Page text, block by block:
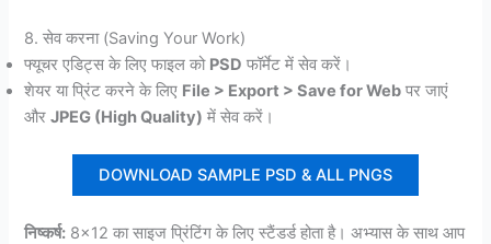
8. सेव करना (Saving Your Work)
फ्यूचर एडिट्स के लिए फाइल को PSD फॉर्मेट में सेव करें।
शेयर या प्रिंट करने के लिए File > Export > Save for Web पर जाएं
औरJPEG (High Quality) में सेव करें।
DOWNLOAD SAMPLE PSD & ALL PNGS
निष्कर्ष: 8×12 का साइज प्रिंटिंग के लिए स्टैंडर्ड होता है। अभ्यास के साथ आप